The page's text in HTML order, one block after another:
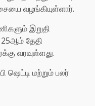
வழங்கியுள்ளார்.
இறுதி
25ஆம் தேதி
வரவுள்ளது.
பி ஷெட்டி மற்றும் பலர்